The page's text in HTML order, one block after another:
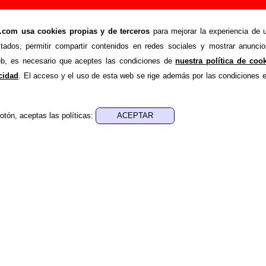
usa cookies propias y de terceros para mejorar la experiencia de
permitir compartir contenidos en redes sociales y mostrar
es necesario que aceptes las condiciones denuestra política de
. El acceso y el uso de esta web se rige además por las condiciones
aceptas las políticas:
(Edición especial 10° aniversario)” (LP de
De Dionisos
De Dionisos >Discografía >Como una droga!! (Edición especial
recopilar todo tipo de información sobre el disco “Como
disponibles: los datos relacionados con su publicación,